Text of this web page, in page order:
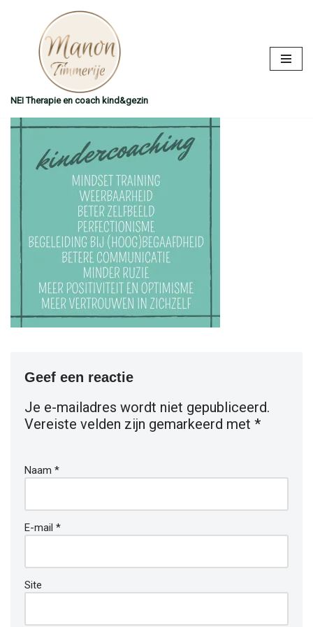
NEI Therapie en coach kind&gezin
Geef een reactie
Je e-mailadres wordt niet gepubliceerd.
Vereiste velden zijn gemarkeerd met *
Naam *
E-mail *
Site